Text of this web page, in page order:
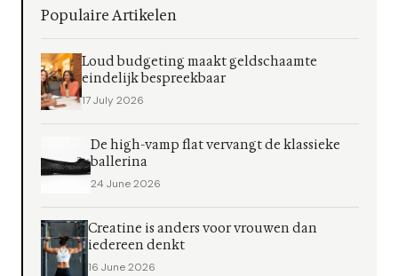
Populaire Artikelen
Loud budgeting maakt geldschaamte
eindelijk bespreekbaar
17 July 2026
De high-vamp flat vervangt de klassieke
ballerina
24 June 2026
Creatine is anders voor vrouwen dan
iedereen denkt
16 June 2026